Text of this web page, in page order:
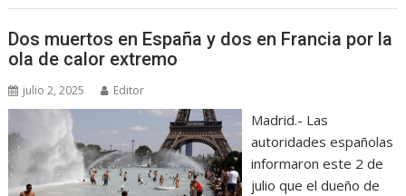
Dos muertos en España y dos en Francia por la
ola de calor extremo
julio 2, 2025 Editor
Madrid.- Las
autoridades españolas
informaron este 2 de
julio que el dueño de